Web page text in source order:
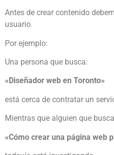
Antes de crear contenido
usuario.
Por ejemplo:
Una persona que busca:
«Diseñador web en Toronto»
está cerca de contratar un
Mientras que alguien que
«Cómo crear una página web